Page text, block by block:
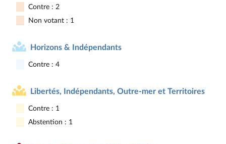
Contre : 2
Non votant : 1
Horizons & Indépendants
Contre : 4
Libertés, Indépendants, Outre-mer et Territoires
Contre : 1
Abstention : 1